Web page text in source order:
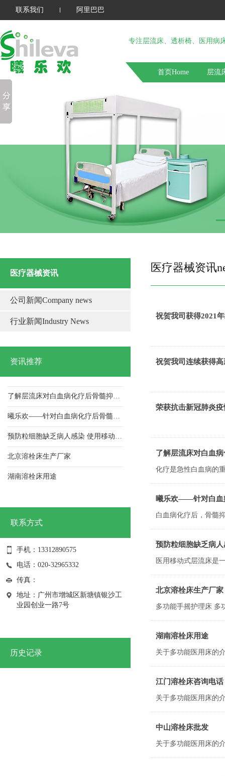
联系我们 阿里巴巴
专注层流床、透析椅、医用病
首页Home 层流
医疗器械资讯
公司新闻Company news
行业新闻Industry News
资讯推荐
北京溶栓床生产厂家
湖南溶栓床用途
祝贺我司连续获得高新技术企业 证书
荣获抗击新冠肺炎疫情先进单位
了解层流床对白血病化疗后骨髓抑制期病人的应用及护理！
联系方式
手机：13312890575
电话：020-32965332
传真：
地址：广州市增城区新塘镇银沙工
业园创业一路7号
历史记录
医疗器械资讯
祝贺我司获得2021
祝贺我司连续获得
荣获抗击新冠肺炎
了解层流床对白血
曦乐欢——针对白血
预防粒细胞缺乏病
北京溶栓床生产厂家
湖南溶栓床用途
江门溶栓床咨询电话
中山溶栓床批发